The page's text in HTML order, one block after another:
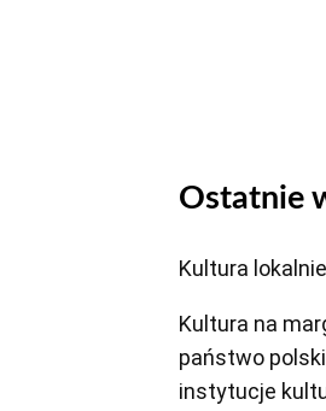
Ostatnie
Kultura
Kultura na
państwo
instytucje